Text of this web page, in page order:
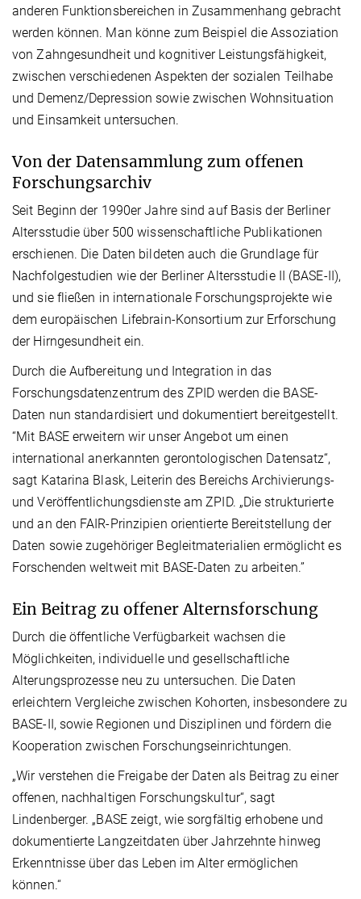
anderen Funktionsbereichen in Zusammenhang gebracht
werden können. Man könne zum Beispiel die Assoziation
von Zahngesundheit und kognitiver Leistungsfähigkeit,
zwischen verschiedenen Aspekten der sozialen Teilhabe
und Demenz/Depression sowie zwischen Wohnsituation
und Einsamkeit untersuchen.
Von der Datensammlung zum offenen
Forschungsarchiv
Seit Beginn der 1990er Jahre sind auf Basis der Berliner
Altersstudie über 500 wissenschaftliche Publikationen
erschienen. Die Daten bildeten auch die Grundlage für
Nachfolgestudien wie der Berliner Altersstudie II (BASE-II),
und sie fließen in internationale Forschungsprojekte wie
dem europäischen Lifebrain-Konsortium zur Erforschung
der Hirngesundheit ein.
Durch die Aufbereitung und Integration in das
Forschungsdatenzentrum des ZPID werden die BASE-
Daten nun standardisiert und dokumentiert bereitgestellt.
“Mit BASE erweitern wir unser Angebot um einen
international anerkannten gerontologischen Datensatz“,
sagt Katarina Blask, Leiterin des Bereichs Archivierungs-
und Veröffentlichungsdienste am ZPID. „Die strukturierte
und an den FAIR-Prinzipien orientierte Bereitstellung der
Daten sowie zugehöriger Begleitmaterialien ermöglicht es
Forschenden weltweit mit BASE-Daten zu arbeiten.”
Ein Beitrag zu offener Alternsforschung
Durch die öffentliche Verfügbarkeit wachsen die
Möglichkeiten, individuelle und gesellschaftliche
Alterungsprozesse neu zu untersuchen. Die Daten
erleichtern Vergleiche zwischen Kohorten, insbesondere zu
BASE-II, sowie Regionen und Disziplinen und fördern die
Kooperation zwischen Forschungseinrichtungen.
„Wir verstehen die Freigabe der Daten als Beitrag zu einer
offenen, nachhaltigen Forschungskultur“, sagt
Lindenberger. „BASE zeigt, wie sorgfältig erhobene und
dokumentierte Langzeitdaten über Jahrzehnte hinweg
Erkenntnisse über das Leben im Alter ermöglichen
können.“